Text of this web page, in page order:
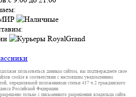
пользоваться данным сайтом, вы подтверждаете свое
cookie в соответствии с настоящим уведомлением.
определяемой положениями статьи 437 ч.2 гражданского
Российской Федерации.
только с письменного разрешения владельца сайта.